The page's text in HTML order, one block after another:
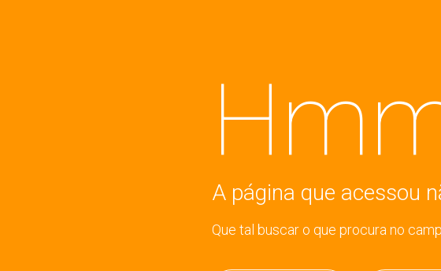
A página que acessou
Que tal buscar o que procura no